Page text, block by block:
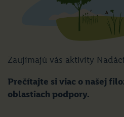
Zaujímajú vás aktivity
Prečítajte si viac o našej
oblastiach podpory.